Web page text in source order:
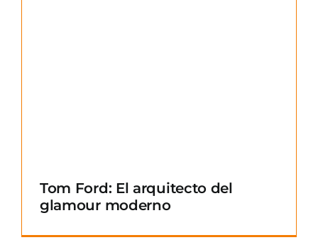
Tom Ford: El arquitecto del
glamour moderno